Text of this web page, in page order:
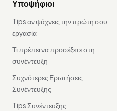
Υποψήφιοι
Tips αν ψάχνεις την πρώτη σου
εργασία
Τι πρέπει να προσέξετε στη
συνέντευξη
Συχνότερες Ερωτήσεις
Συνέντευξης
Tips Συνέντευξης